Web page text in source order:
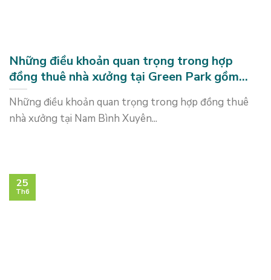
Những điều khoản quan trọng trong hợp
đồng thuê nhà xưởng tại Green Park gồm
những gì?
Những điều khoản quan trọng trong hợp đồng thuê
nhà xưởng tại Nam Bình Xuyên...
25
Th6